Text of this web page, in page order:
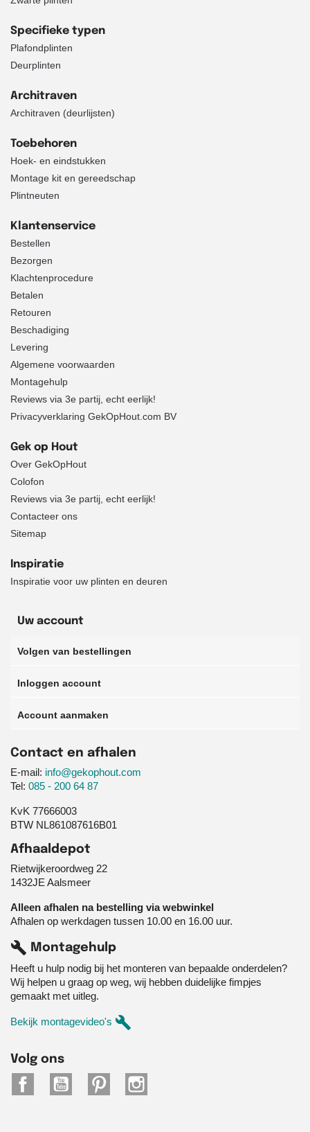
Specifieke typen
Plafondplinten
Deurplinten
Architraven
Architraven (deurlijsten)
Toebehoren
Hoek- en eindstukken
Montage kit en gereedschap
Plintneuten
Klantenservice
Bestellen
Bezorgen
Klachtenprocedure
Betalen
Retouren
Beschadiging
Levering
Algemene voorwaarden
Montagehulp
Reviews via 3e partij, echt eerlijk!
Privacyverklaring GekOpHout.com BV
Gek op Hout
Over GekOpHout
Colofon
Reviews via 3e partij, echt eerlijk!
Contacteer ons
Sitemap
Inspiratie
Inspiratie voor uw plinten en deuren
Uw account
Volgen van bestellingen
Inloggen account
Account aanmaken
Contact en afhalen
E-mail: info@gekophout.com
Tel: 085 - 200 64 87
KvK 77666003
BTW NL861087616B01
Afhaaldepot
Rietwijkeroordweg 22
1432JE Aalsmeer
Alleen afhalen na bestelling via webwinkel
Afhalen op werkdagen tussen 10.00 en 16.00 uur.
build Montagehulp
Heeft u hulp nodig bij het monteren van bepaalde onderdelen?
Wij helpen u graag op weg, wij hebben duidelijke fimpjes
gemaakt met uitleg.
Bekijk montagevideo's build
Volg ons
Facebook YouTube Pinterest